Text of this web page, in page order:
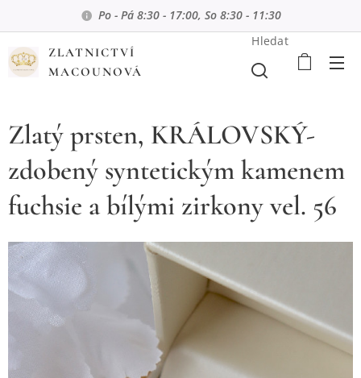
Po - Pá 8:30 - 17:00, So 8:30 - 11:30
ZLATNICTVÍ
MACOUNOVÁ
Hledat
Zlatý prsten, KRÁLOVSKÝ-
zdobený syntetickým kamenem
fuchsie a bílými zirkony vel. 56